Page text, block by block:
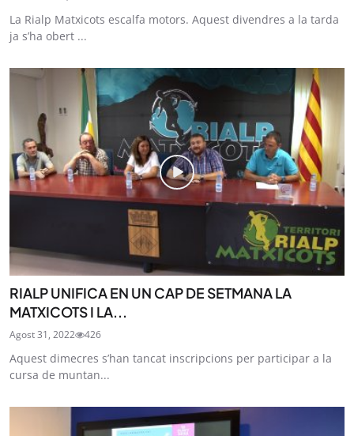
La Rialp Matxicots escalfa motors. Aquest divendres a la tarda
ja s’ha obert ...
RIALP UNIFICA EN UN CAP DE SETMANA LA
MATXICOTS I LA...
Agost 31, 2022 426
Aquest dimecres s’han tancat inscripcions per participar a la
cursa de muntan...